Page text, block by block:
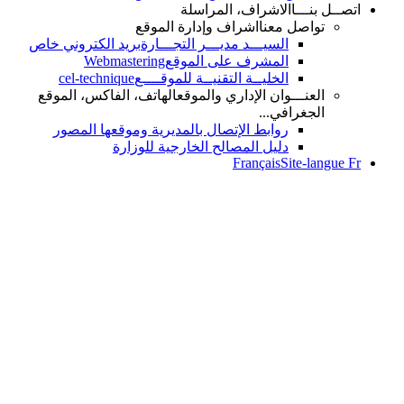
الاشراف، المراسلة
اشراف وإدارة الموقع
السيـــد مديـــر التجـــارةبريد الكتروني خاص
المشرف على الموقع Webmastering
الخليــة التقنيــة للموقــــعcel-technique
الإداري والموقع الهاتف، الفاكس، الموقع
روابط الإتصال بالمديرية وموقعها المصور
دليل المصالح الخارجية للوزارة
Français Site-